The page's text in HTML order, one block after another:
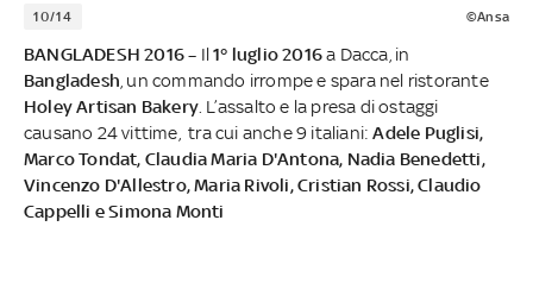
10/14 ©Ansa
BANGLADESH 2016 – Il1° luglio 2016a Dacca, in
Bangladesh , un commando irrompe e spara nel ristorante
Holey Artisan Bakery . L’assalto e la presa di ostaggi
causano 24 vittime, tra cui anche 9 italiani:Adele Puglisi,
Marco Tondat, Claudia Maria D'Antona, Nadia Benedetti,
Vincenzo D'Allestro, Maria Rivoli, Cristian Rossi, Claudio
Cappelli e Simona Monti